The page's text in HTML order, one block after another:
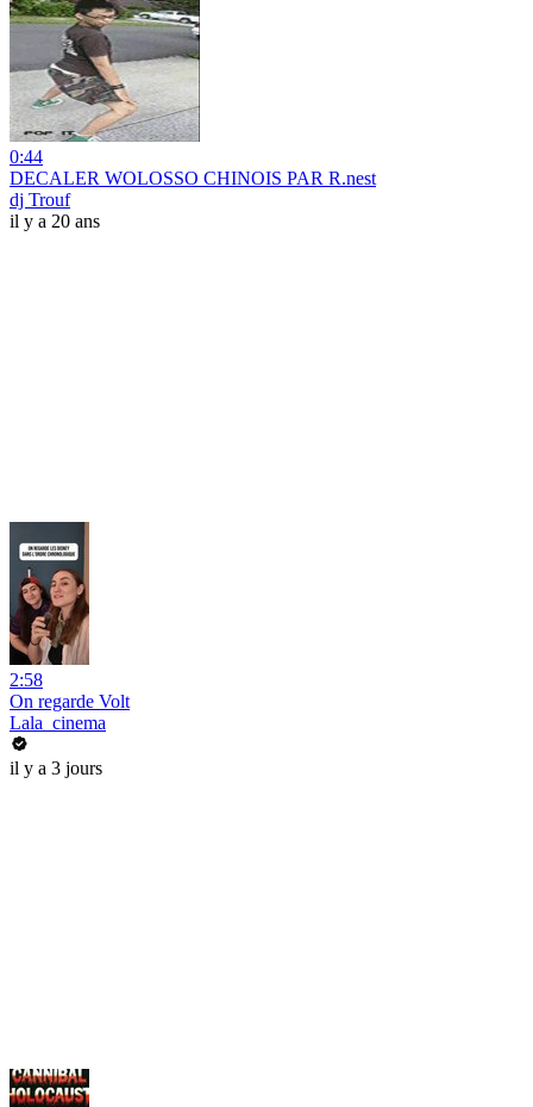
0:44
DECALER WOLOSSO CHINOIS PAR R.nest
dj Trouf
il y a 20 ans
2:58
On regarde Volt
Lala_cinema
il y a 3 jours